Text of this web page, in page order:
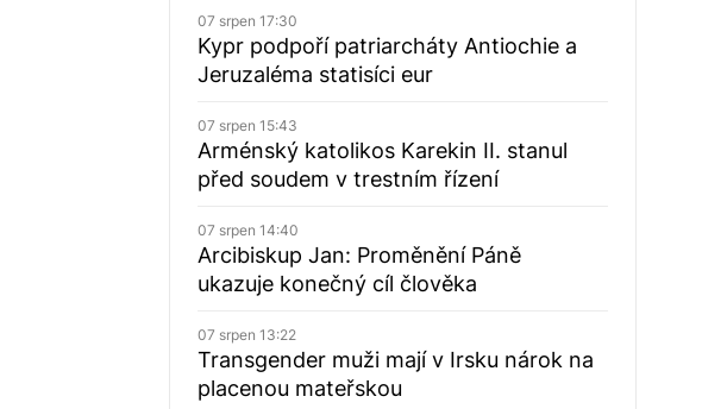
07 srpen 17:30
Kypr podpoří patriarcháty Antiochie a
Jeruzaléma statisíci eur
07 srpen 15:43
Arménský katolikos Karekin II. stanul
před soudem v trestním řízení
07 srpen 14:40
Arcibiskup Jan: Proměnění Páně
ukazuje konečný cíl člověka
07 srpen 13:22
Transgender muži mají v Irsku nárok na
placenou mateřskou